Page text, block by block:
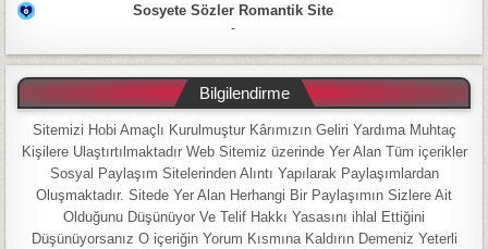
Sosyete Sözler Romantik Site
-
Bilgilendirme
Sitemizi Hobi Amaçlı Kurulmuştur Kârımızın Geliri Yardıma Muhtaç
Kişilere Ulaştırtılmaktadır Web Sitemiz üzerinde Yer Alan Tüm içerikler
Sosyal Paylaşım Sitelerinden Alıntı Yapılarak Paylaşımlardan
Oluşmaktadır. Sitede Yer Alan Herhangi Bir Paylaşımın Sizlere Ait
Olduğunu Düşünüyor Ve Telif Hakkı Yasasını ihlal Ettiğini
Düşünüyorsanız O içeriğin Yorum Kısmına Kaldırın Demeniz Yeterli